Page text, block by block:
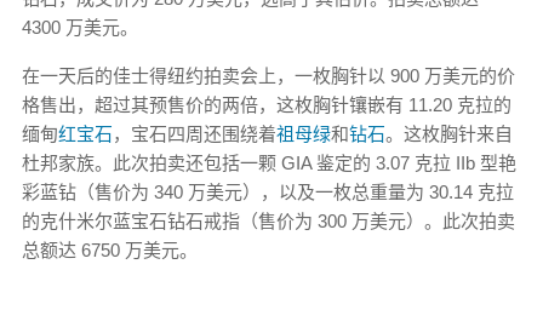
4300 万美元。
在一天后的佳士得纽约拍卖会上，一枚胸针以 900 万美元的价
格售出，超过其预售价的两倍，这枚胸针镶嵌有 11.20 克拉的
缅甸红宝石，宝石四周还围绕着祖母绿和钻石。这枚胸针来自
杜邦家族。此次拍卖还包括一颗 GIA 鉴定的 3.07 克拉 IIb 型艳
彩蓝钻（售价为 340 万美元），以及一枚总重量为 30.14 克拉
的克什米尔蓝宝石钻石戒指（售价为 300 万美元）。此次拍卖
总额达 6750 万美元。